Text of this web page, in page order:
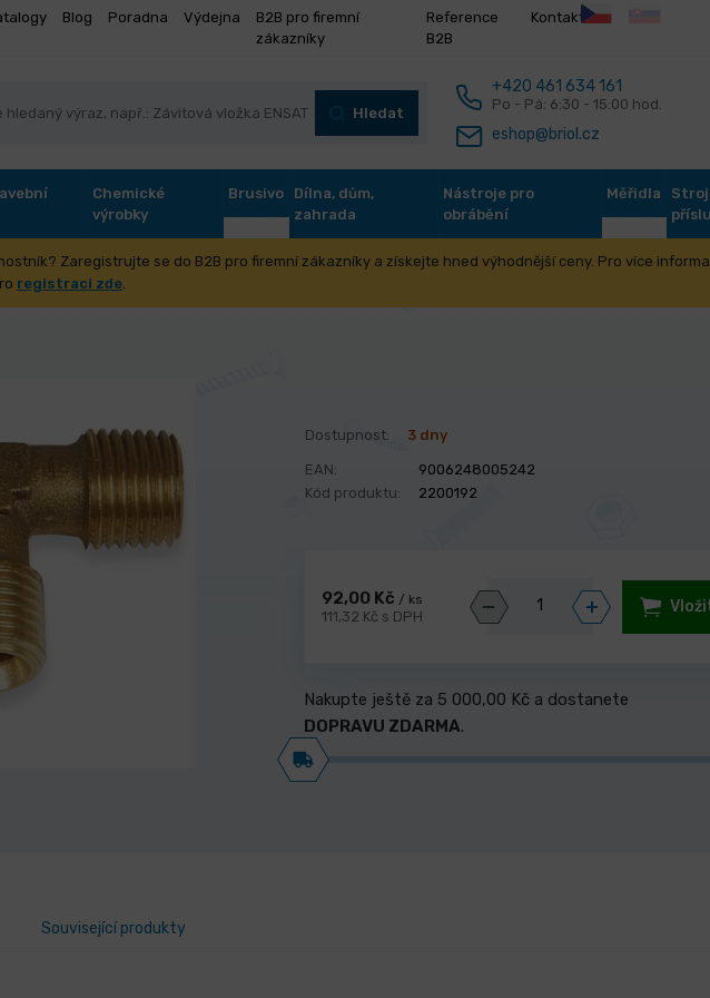
Blog Poradna Výdejna
B2B pro firemní
zákazníky
Reference
B2B
Kontakt
Hledat
+420 461 634 161
Po - Pá: 6:30 - 15:00 hod.
eshop@briol.cz
Chemické
výrobky
Brusivo
Dílna, dům,
zahrada
Nástroje pro
obrábění
Měřidla
Zaregistrujte se do B2B pro firemní zákazníky a získejte hned výhodnější ceny. Pro více
registraci zde.
Technika na stlačený vzduch
Dostupnost: 3 dny
EAN:
9006248005242
Kód produktu:
2200192
92,00 Kč / ks
111,32 Kč s DPH
Nakupte ještě za 5 000,00 Kč a dostanete
DOPRAVU ZDARMA.
Související produkty